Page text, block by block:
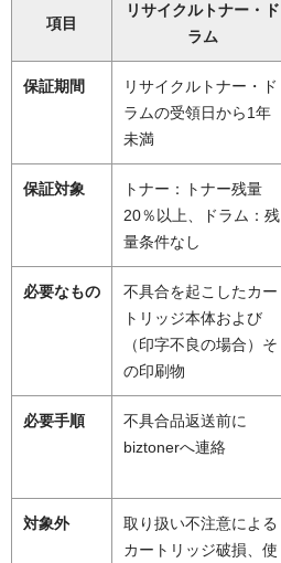
項目
リサイクルトナー・ド
ラム
保証期間
リサイクルトナー・ド
ラムの受領日から1年
未満
保証対象
トナー：トナー残量
20％以上、ドラム：残
量条件なし
必要なもの
不具合を起こしたカー
トリッジ本体および
（印字不良の場合）そ
の印刷物
必要手順
不具合品返送前に
biztonerへ連絡
対象外
取り扱い不注意による
カートリッジ破損、使